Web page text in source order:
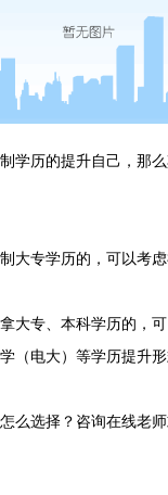
历的提升自己，那么
专学历的，可以考虑
专、本科学历的，可
学（电大）等学历提升
么选择？咨询在线老